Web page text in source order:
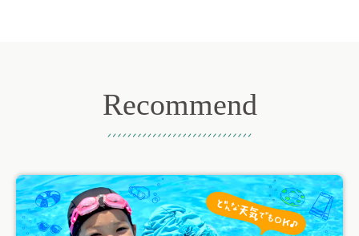
Recommend